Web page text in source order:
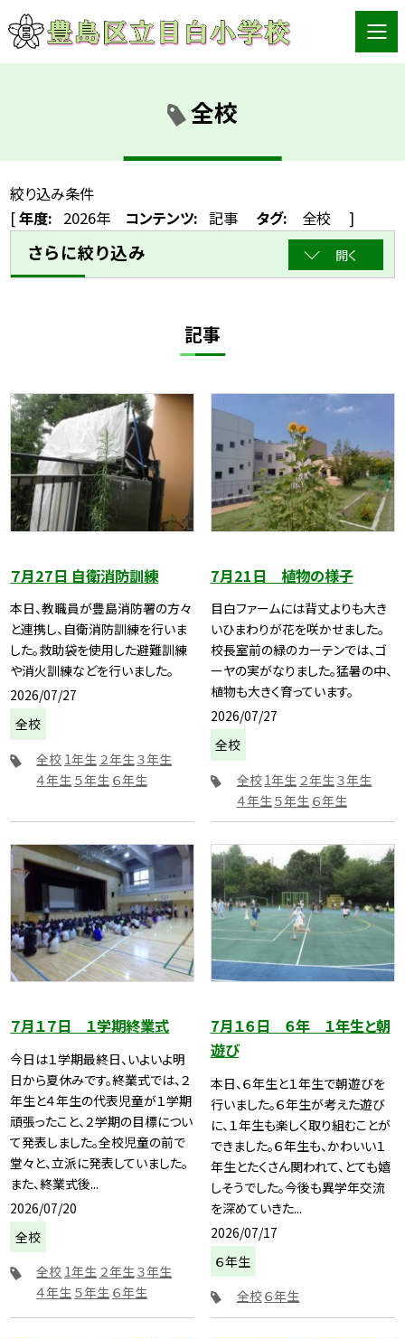
全校
絞り込み条件
[年度: 2026年 コンテンツ: 記事 タグ: 全校 ]
さらに絞り込み 開く
記事
７月27日 自衛消防訓練
本日、教職員が豊島消防署の方々
と連携し、自衛消防訓練を行いま
した。救助袋を使用した避難訓練
や消火訓練などを行いました。
2026/07/27
全校
全校 1年生 ２年生 ３年生
４年生 ５年生 ６年生
7月21日 植物の様子
目白ファームには背丈よりも大き
いひまわりが花を咲かせました。
校長室前の緑のカーテンでは、ゴ
ーヤの実がなりました。猛暑の中、
植物も大きく育っています。
2026/07/27
全校
全校1年生 ２年生 ３年生
４年生 ５年生 ６年生
７月１７日 １学期終業式
今日は１学期最終日、いよいよ明
日から夏休みです。終業式では、２
年生と４年生の代表児童が１学期
頑張ったこと、２学期の目標につい
て発表しました。全校児童の前で
堂々と、立派に発表していました。
また、終業式後...
2026/07/20
全校
全校 1年生 ２年生３年生
４年生 ５年生 ６年生
7月１６日 ６年 １年生と朝
遊び
本日、６年生と１年生で朝遊びを
行いました。６年生が考えた遊び
に、１年生も楽しく取り組むことが
できました。６年生も、かわいい１
年生とたくさん関われて、とても嬉
しそうでした。今後も異学年交流
を深めていきた...
2026/07/17
６年生
全校６年生